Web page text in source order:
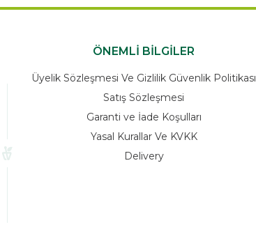
ÖNEMLİ BİLGİLER
Üyelik Sözleşmesi Ve Gizlilik Güvenlik Politikası
Satış Sözleşmesi
Garanti ve İade Koşulları
Yasal Kurallar Ve KVKK
Delivery